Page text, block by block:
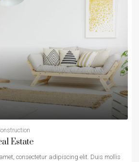
Estate
consectetur adipiscing elit. Duis mollis